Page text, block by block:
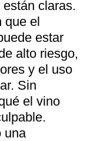
claras.
que el
estar
alto riesgo,
y el uso
Sin
el vino
una